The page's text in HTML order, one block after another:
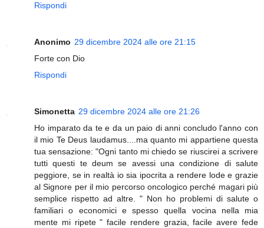
Rispondi
Anonimo 29 dicembre 2024 alle ore 21:15
Forte con Dio
Rispondi
Simonetta 29 dicembre 2024 alle ore 21:26
Ho imparato da te e da un paio di anni concludo l'anno con
il mio Te Deus laudamus....ma quanto mi appartiene questa
tua sensazione: "Ogni tanto mi chiedo se riuscirei a scrivere
tutti questi te deum se avessi una condizione di salute
peggiore, se in realtà io sia ipocrita a rendere lode e grazie
al Signore per il mio percorso oncologico perché magari più
semplice rispetto ad altre. " Non ho problemi di salute o
familiari o economici e spesso quella vocina nella mia
mente mi ripete " facile rendere grazia, facile avere fede